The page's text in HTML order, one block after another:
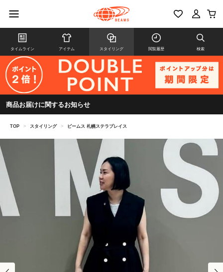
タイムライン アイテム スタイリング 閲覧履歴 検索
商品お届けに関するお知らせ
TOP > スタイリング > ビームス 札幌ステラプレイス